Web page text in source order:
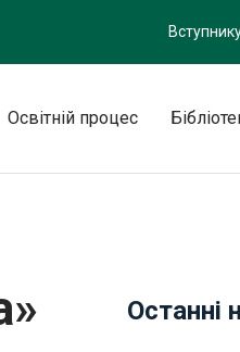
Освітній процес
Останні